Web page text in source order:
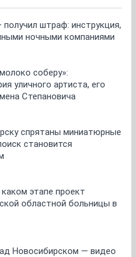
штраф: инструкция,
ночными компаниями
соберу»:
уличного артиста, его
Степановича
спрятаны миниатюрные
становится
этапе проект
областной больницы в
Новосибирском — видео